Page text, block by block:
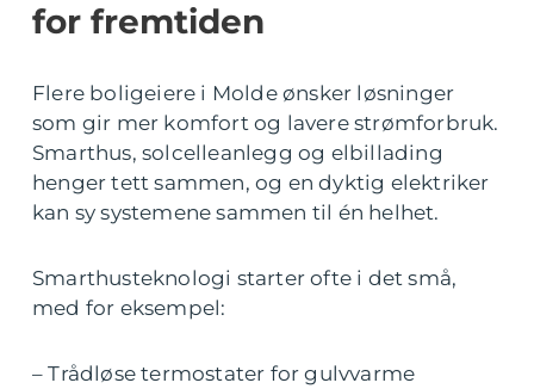
for fremtiden
Flere boligeiere i Molde ønsker løsninger
som gir mer komfort og lavere strømforbruk.
Smarthus, solcelleanlegg og elbillading
henger tett sammen, og en dyktig elektriker
kan sy systemene sammen til én helhet.
Smarthusteknologi starter ofte i det små,
med for eksempel:
– Trådløse termostater for gulvvarme